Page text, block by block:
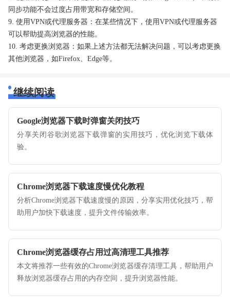
同步功能不会过度占用带宽和存储空间。
9. 使用VPN或代理服务器：在某些情况下，使用VPN或代理服务器
可以帮助提高浏览器的性能。
10. 考虑更换浏览器：如果上述方法都无法解决问题，可以考虑更换
其他浏览器，如Firefox、Edge等。
继续阅读
Google浏览器下载时弹窗关闭技巧
分享关闭谷歌浏览器下载弹窗的实用技巧，优化浏览下载体
验。
Chrome浏览器下载速度慢优化教程
分析Chrome浏览器下载速度慢的原因，分享实用优化技巧，帮
助用户加快下载速度，提升文件传输效率。
Chrome浏览器缓存占用过高清理工具推荐
本文将推荐一些有效的Chrome浏览器缓存清理工具，帮助用户
释放浏览器缓存占用的内存空间，提升浏览器性能。